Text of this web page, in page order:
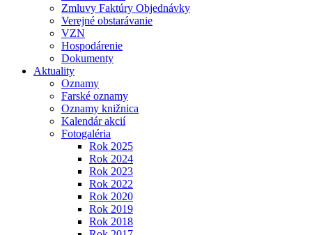
Zmluvy Faktúry Objednávky
Verejné obstarávanie
VZN
Hospodárenie
Dokumenty
Aktuality
Oznamy
Farské oznamy
Oznamy knižnica
Kalendár akcií
Fotogaléria
Rok 2025
Rok 2024
Rok 2023
Rok 2022
Rok 2020
Rok 2019
Rok 2018